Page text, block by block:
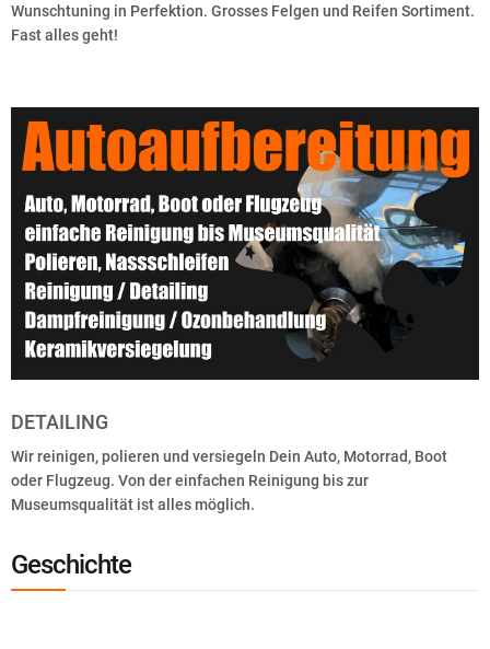
Wunschtuning in Perfektion. Grosses Felgen und Reifen Sortiment.
Fast alles geht!
DETAILING
Wir reinigen, polieren und versiegeln Dein Auto, Motorrad, Boot
oder Flugzeug. Von der einfachen Reinigung bis zur
Museumsqualität ist alles möglich.
Geschichte